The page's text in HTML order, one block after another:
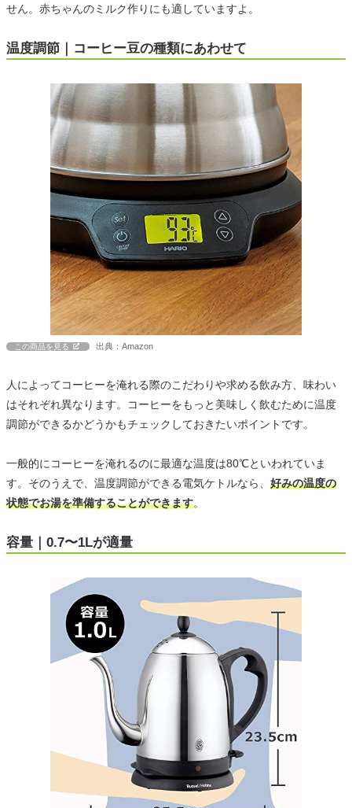
せん。赤ちゃんのミルク作りにも適していますよ。
温度調節｜コーヒー豆の種類にあわせて
この商品を見る 出典：Amazon
人によってコーヒーを淹れる際のこだわりや求める飲み方、味わい
はそれぞれ異なります。コーヒーをもっと美味しく飲むために温度
調節ができるかどうかもチェックしておきたいポイントです。
一般的にコーヒーを淹れるのに最適な温度は80℃といわれていま
す。そのうえで、温度調節ができる電気ケトルなら、 好みの温度の
状態でお湯を準備することができます。
容量｜0.7〜1Lが適量